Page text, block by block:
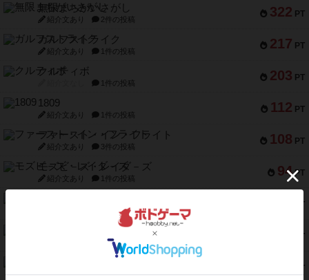
322 PT
無限まちがいさがし
紹介文あり 2件の投稿
217 PT
ガルフストライク
紹介文あり 1件の投稿
203 PT
クルティボ
1件の投稿
112 PT
1809
紹介文あり 1件の投稿
108 PT
ファースト・イン・フライト
紹介文あり 3件の投稿
94 PT
モズビ－ズ・レイダ－ズ
紹介文あり 1件の投稿
PT
2件の投稿
PT
2件の投稿
PT
紹介文あり 8件の投稿